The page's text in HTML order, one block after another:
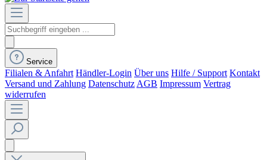
Service
Filialen & Anfahrt Händler-Login Über uns Hilfe / Support Kontakt
Versand und Zahlung Datenschutz AGB Impressum Vertrag
widerrufen